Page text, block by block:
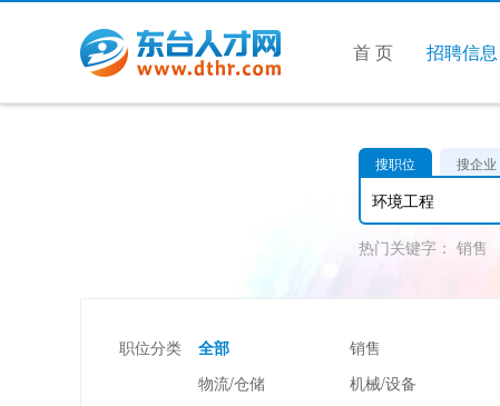
首 页 招聘信息
搜职位
搜企业
热门关键字： 销售
职位分类 全部 销售
物流/仓储
机械/设备